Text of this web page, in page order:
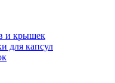
и крышек
для капсул